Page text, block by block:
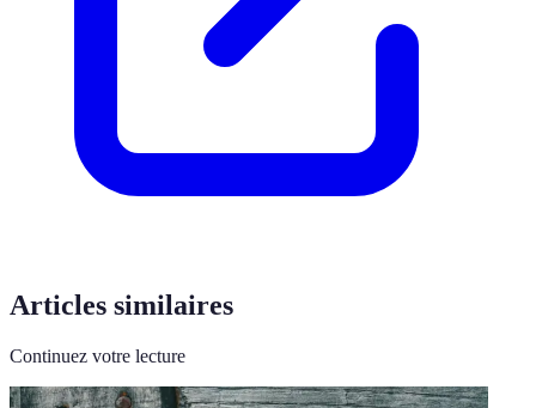
Articles similaires
Continuez votre lecture